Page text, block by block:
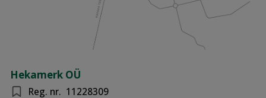
Hekamerk OÜ
Reg. nr. 11228309